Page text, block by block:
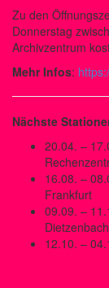
Zu den
Donnerstag
Archivzentrum
Mehr Infos:
Nächste
20.04. –
16.08. –
Frankfurt
09.09. –
Dietzenbach
12.10. –